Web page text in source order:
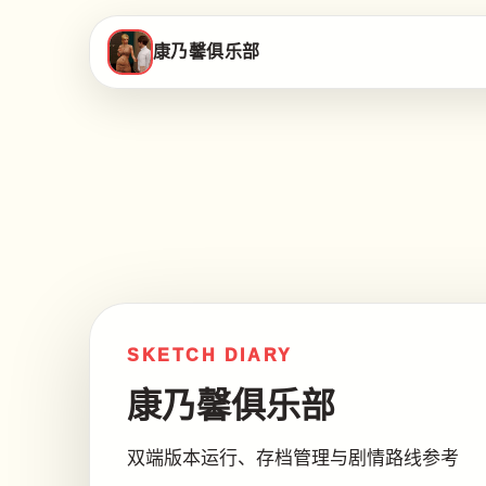
康乃馨俱乐部
SKETCH DIARY
康乃馨俱乐部
双端版本运行、存档管理与剧情路线参考